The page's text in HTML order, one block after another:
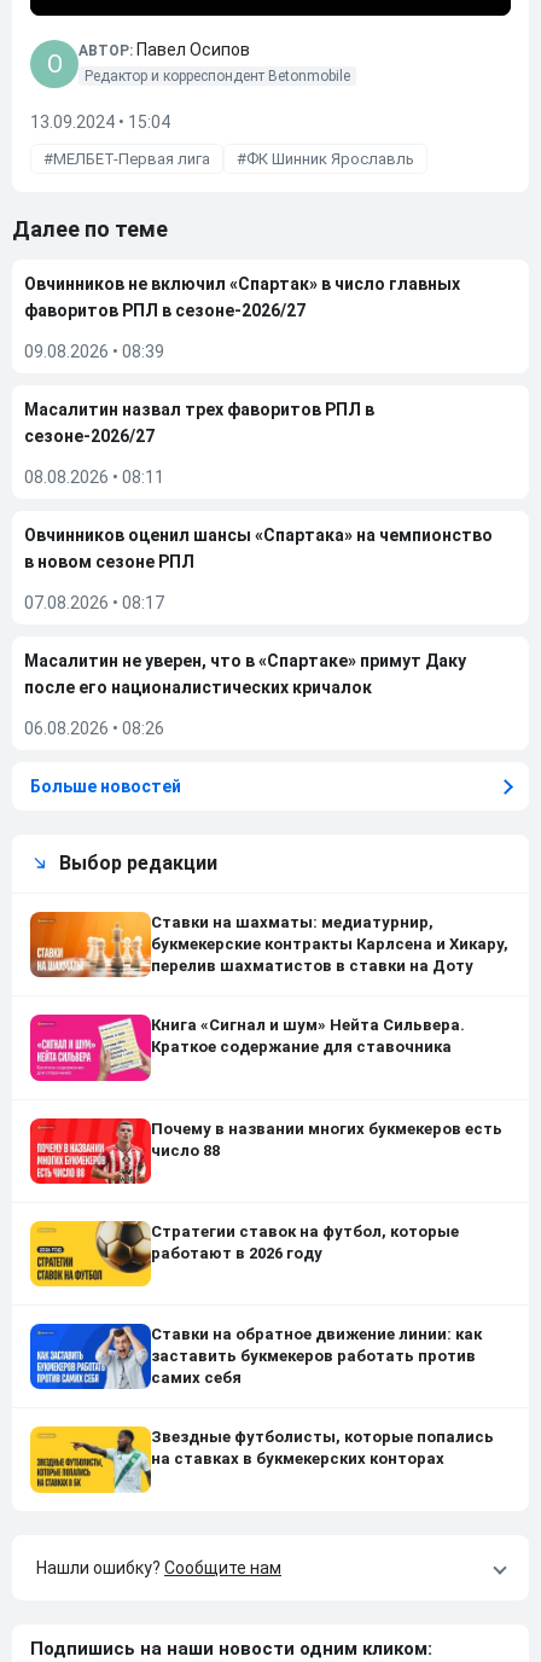
O АВТОР: Павел Осипов
Редактор и корреспондент Betonmobile
13.09.2024 • 15:04
МЕЛБЕТ-Первая лига ФК Шинник Ярославль
Далее по теме
Овчинников не включил «Спартак» в число главных
фаворитов РПЛ в сезоне-2026/27
09.08.2026 • 08:39
Масалитин назвал трех фаворитов РПЛ в
сезоне-2026/27
08.08.2026 • 08:11
Овчинников оценил шансы «Спартака» на чемпионство
в новом сезоне РПЛ
07.08.2026 • 08:17
Масалитин не уверен, что в «Спартаке» примут Даку
после его националистических кричалок
06.08.2026 • 08:26
Больше новостей
Выбор редакции
Ставки на шахматы: медиатурнир,
букмекерские контракты Карлсена и Хикару,
перелив шахматистов в ставки на Доту
Книга «Сигнал и шум» Нейта Сильвера.
Краткое содержание для ставочника
Почему в названии многих букмекеров есть
число 88
Стратегии ставок на футбол, которые
работают в 2026 году
Ставки на обратное движение линии: как
заставить букмекеров работать против
самих себя
Звездные футболисты, которые попались
на ставках в букмекерских конторах
Нашли ошибку? Сообщите нам
Подпишись на наши новости одним кликом: